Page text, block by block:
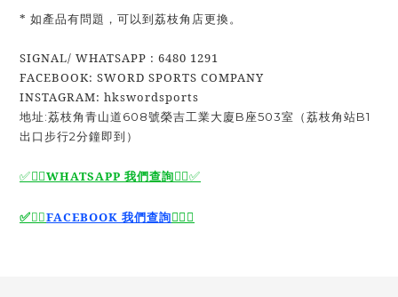
* 如產品有問題，可以到荔枝角店更換。
SIGNAL/ WHATSAPP : 6480 1291
FACEBOOK: SWORD SPORTS COMPANY
INSTAGRAM: hkswordsports
地址:荔枝角青山道608號榮吉工業大廈B座503室（荔枝角站B1
出口步行2分鐘即到）
✅🙆‍♂️WHATSAPP 我們查詢🙆‍♂️✅
✅🙆‍♂️FACEBOOK 我們查詢🙆‍♂️✅